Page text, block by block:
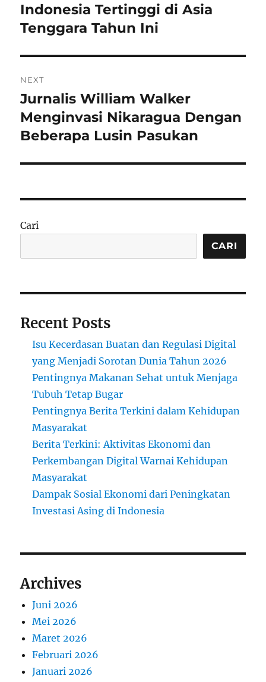
post:
Indonesia Tertinggi di Asia
Tenggara Tahun Ini
NEXT
Next
post:
Jurnalis William Walker
Menginvasi Nikaragua Dengan
Beberapa Lusin Pasukan
Cari
CARI
Recent Posts
Isu Kecerdasan Buatan dan Regulasi Digital
yang Menjadi Sorotan Dunia Tahun 2026
Pentingnya Makanan Sehat untuk Menjaga
Tubuh Tetap Bugar
Pentingnya Berita Terkini dalam Kehidupan
Masyarakat
Berita Terkini: Aktivitas Ekonomi dan
Perkembangan Digital Warnai Kehidupan
Masyarakat
Dampak Sosial Ekonomi dari Peningkatan
Investasi Asing di Indonesia
Archives
Juni 2026
Mei 2026
Maret 2026
Februari 2026
Januari 2026